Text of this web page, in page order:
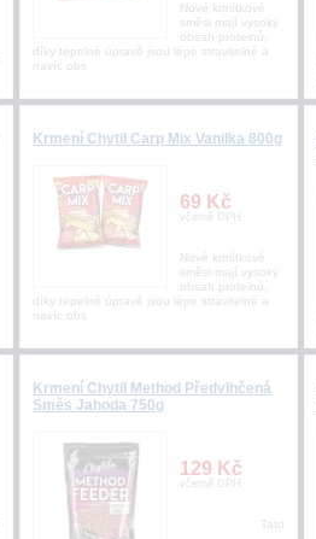
Nové krmítkové
směsi mají vysoký
obsah proteinů,
díky tepelné úpravě jsou lépe stravitelné a
navíc obs
Krmení Chytil Carp Mix Vanilka 800g
69 Kč
včetně DPH
Nové krmítkové
směsi mají vysoký
obsah proteinů,
díky tepelné úpravě jsou lépe stravitelné a
navíc obs
Krmení Chytil Method Předvlhčená
Směs Jahoda 750g
129 Kč
včetně DPH
Tato